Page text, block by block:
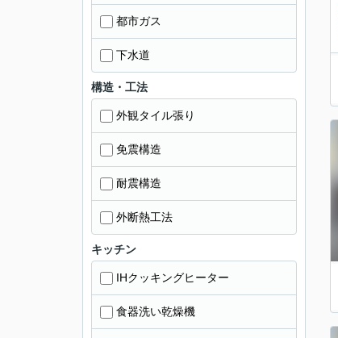
都市ガス
下水道
構造・工法
外観タイル張り
免震構造
耐震構造
外断熱工法
キッチン
IHクッキングヒーター
食器洗い乾燥機